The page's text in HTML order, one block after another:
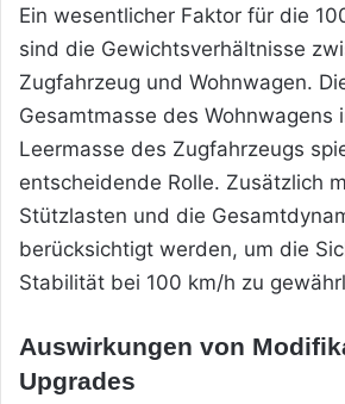
Ein wesentlicher Faktor für die
sind die Gewichtsverhältnisse
Zugfahrzeug und Wohnwagen.
Gesamtmasse des Wohnwagens
Leermasse des Zugfahrzeugs
entscheidende Rolle. Zusätzlich
Stützlasten und die
berücksichtigt werden, um die
Stabilität bei 100 km/h zu
Auswirkungen von
Upgrades